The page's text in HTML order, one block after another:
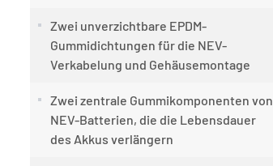
Zwei unverzichtbare EPDM-
Gummidichtungen für die NEV-
Verkabelung und Gehäusemontage
Zwei zentrale Gummikomponenten von
NEV-Batterien, die die Lebensdauer
des Akkus verlängern